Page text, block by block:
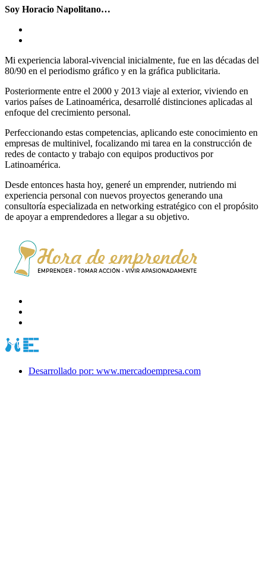
Soy Horacio Napolitano…
Mi experiencia laboral-vivencial inicialmente, fue en las décadas del
80/90 en el periodismo gráfico y en la gráfica publicitaria.
Posteriormente entre el 2000 y 2013 viaje al exterior, viviendo en
varios países de Latinoamérica, desarrollé distinciones aplicadas al
enfoque del crecimiento personal.
Perfeccionando estas competencias, aplicando este conocimiento en
empresas de multinivel, focalizando mi tarea en la construcción de
redes de contacto y trabajo con equipos productivos por
Latinoamérica.
Desde entonces hasta hoy, generé un emprender, nutriendo mi
experiencia personal con nuevos proyectos generando una
consultoría especializada en networking estratégico con el propósito
de apoyar a emprendedores a llegar a su objetivo.
Desarrollado por: www.mercadoempresa.com